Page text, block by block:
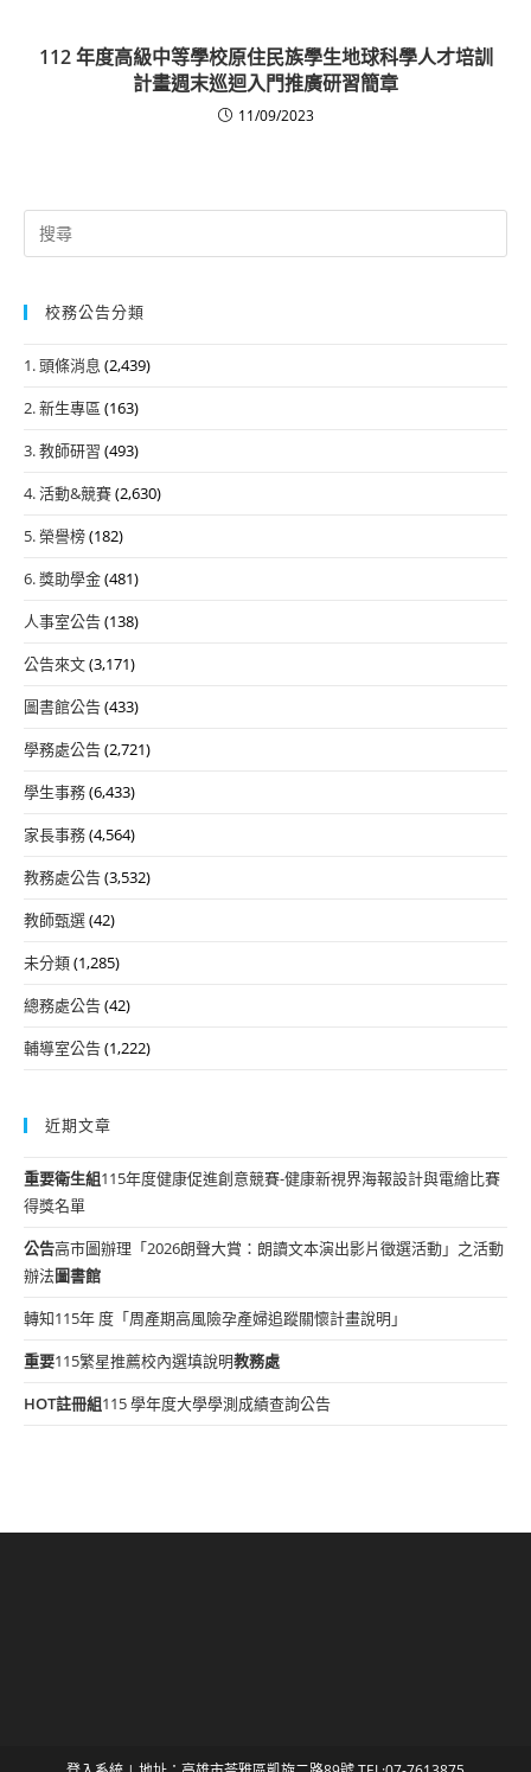
112 年度高級中等學校原住民族學生地球科學人才培訓
計畫週末巡迴入門推廣研習簡章
11/09/2023
Search
for:
校務公告分類
1. 頭條消息 (2,439)
2. 新生專區 (163)
3. 教師研習 (493)
4. 活動&競賽(2,630)
5. 榮譽榜(182)
6. 獎助學金(481)
人事室公告(138)
公告來文(3,171)
圖書館公告(433)
學務處公告(2,721)
學生事務(6,433)
家長事務(4,564)
教務處公告(3,532)
教師甄選(42)
未分類(1,285)
總務處公告(42)
輔導室公告(1,222)
近期文章
重要衛生組115年度健康促進創意競賽-健康新視界海報設計與電繪比賽
得獎名單
公告高市圖辦理「2026朗聲大賞：朗讀文本演出影片徵選活動」之活動
辦法圖書館
轉知115年 度「周產期高風險孕產婦追蹤關懷計畫說明」
重要115繁星推薦校內選填說明教務處
HOT註冊組115 學年度大學學測成績查詢公告